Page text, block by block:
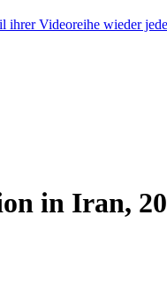
Videoreihe wieder
in Iran,